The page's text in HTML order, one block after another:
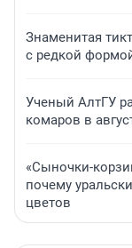
Знаменитая
с редкой
Ученый АлтГУ
комаров в
«Сыночки-
почему
цветов